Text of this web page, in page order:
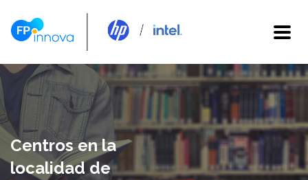
Centros en la
localidad de